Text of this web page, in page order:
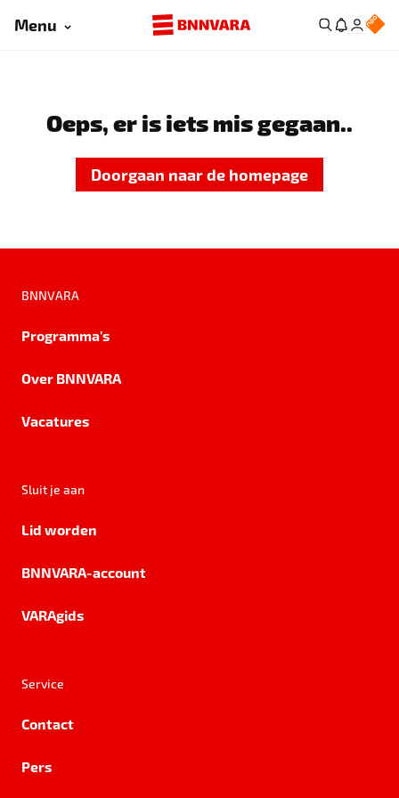
Menu
Oeps, er is iets mis gegaan..
Doorgaan naar de homepage
BNNVARA
Programma's
Over BNNVARA
Vacatures
Sluit je aan
Lid worden
BNNVARA-account
VARAgids
Service
Contact
Pers